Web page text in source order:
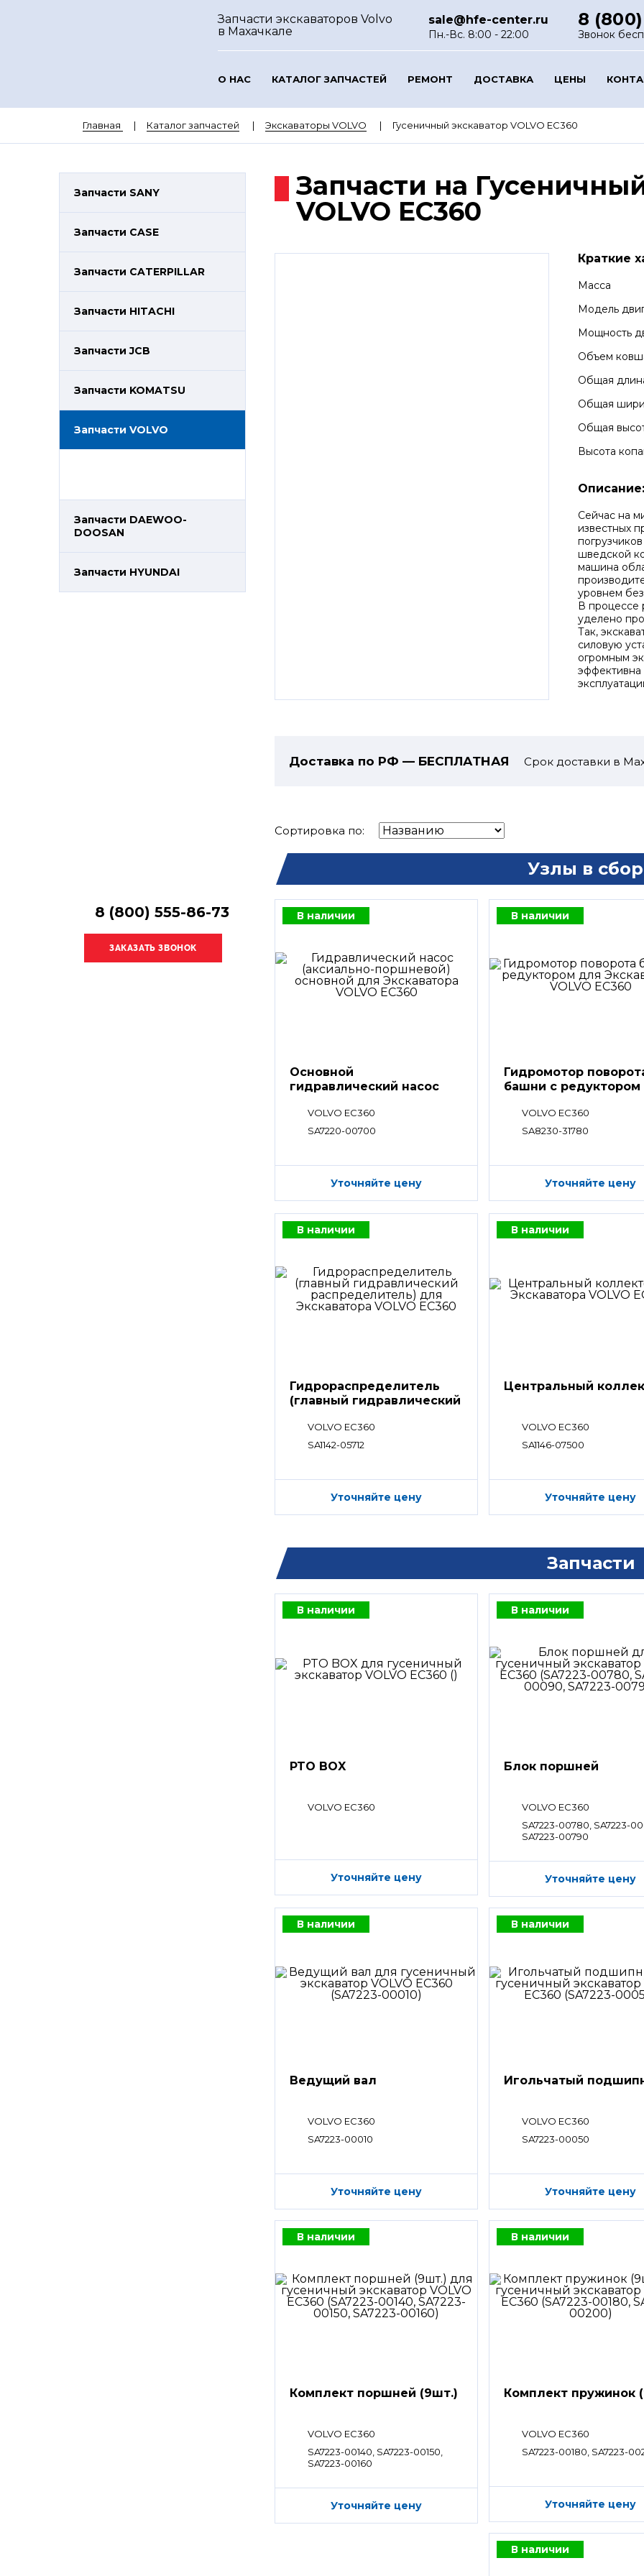
Запчасти экскаваторов Volvo
в Махачкале
sale@hfe-center.ru
Пн.-Вс. 8:00 - 22:00
8
Звонок
О НАС КАТАЛОГ ЗАПЧАСТЕЙ РЕМОНТ ДОСТАВКА ЦЕНЫ
Главная Каталог запчастей Экскаваторы VOLVO Гусеничный экскаватор VOLVO EC360
Запчасти SANY
Запчасти CASE
Запчасти CATERPILLAR
Запчасти HITACHI
Запчасти JCB
Запчасти KOMATSU
Запчасти VOLVO
Запчасти DAEWOO-
DOOSAN
Запчасти HYUNDAI
8 (800) 555-86-73
Запчасти на
VOLVO EC360
Краткие
Масса
Модель
Мощность
Объем
Общая
Общая
Общая
Высота
Описание:
Сейчас на
известных
шведской
машина
уровнем
В процессе
уделено
Так,
силовую
огромным
эффективна
Доставка по РФ — БЕСПЛАТНАЯ Срок доставки в
Сортировка по:
Узлы в
В наличии
Основной
гидравлический насос
VOLVO EC360
SA7220-00700
Уточняйте цену
В наличии
Гидромотор
башни с редуктором
VOLVO EC360
SA8230-31780
Уточняйте цену
В наличии
Гидрораспределитель
(главный гидравлический
VOLVO EC360
SA1142-05712
Уточняйте цену
В наличии
Центральный
VOLVO EC360
SA1146-07500
Уточняйте цену
Запчасти
В наличии
PTO BOX
VOLVO EC360
Уточняйте цену
В наличии
Блок поршней
VOLVO EC360
SA7223-00780, SA7223-
SA7223-00790
Уточняйте цену
В наличии
Ведущий вал
VOLVO EC360
SA7223-00010
Уточняйте цену
В наличии
Игольчатый
VOLVO EC360
SA7223-00050
Уточняйте цену
В наличии
Комплект поршней (9шт.)
VOLVO EC360
SA7223-00140, SA7223-00150,
SA7223-00160
Уточняйте цену
В наличии
Комплект пружинок
VOLVO EC360
SA7223-00180, SA7223-
Уточняйте цену
В наличии